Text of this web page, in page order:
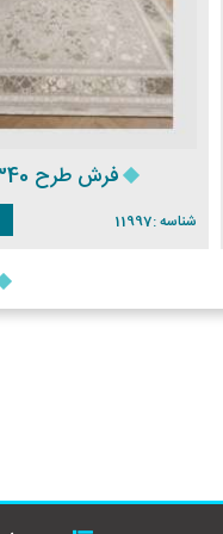
فرش طرح 3340
شناسه :11997